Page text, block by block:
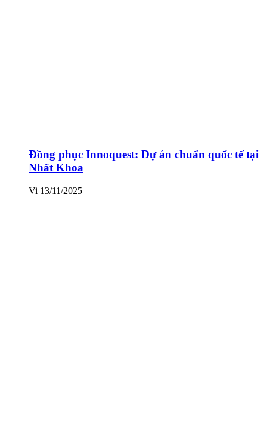
Đồng phục Innoquest: Dự án chuẩn quốc tế tại
Nhất Khoa
Vi 13/11/2025